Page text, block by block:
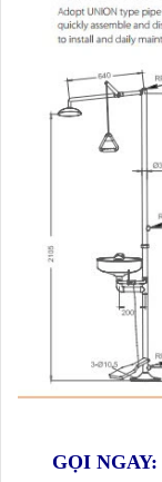
GỌI NGAY: